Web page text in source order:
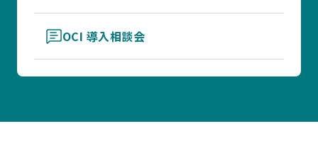
OCI 導入相談会